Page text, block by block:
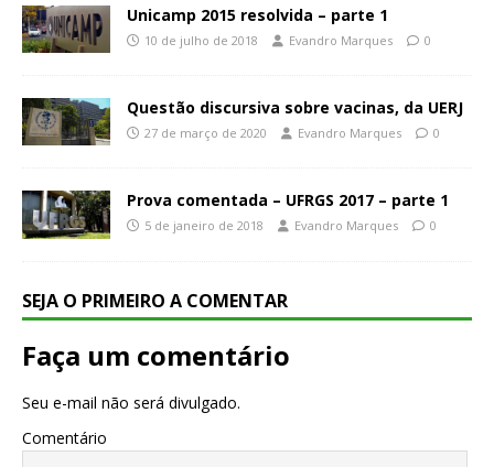
Unicamp 2015 resolvida – parte 1
10 de julho de 2018 Evandro Marques 0
Questão discursiva sobre vacinas, da UERJ
27 de março de 2020 Evandro Marques 0
Prova comentada – UFRGS 2017 – parte 1
5 de janeiro de 2018 Evandro Marques 0
SEJA O PRIMEIRO A COMENTAR
Faça um comentário
Seu e-mail não será divulgado.
Comentário